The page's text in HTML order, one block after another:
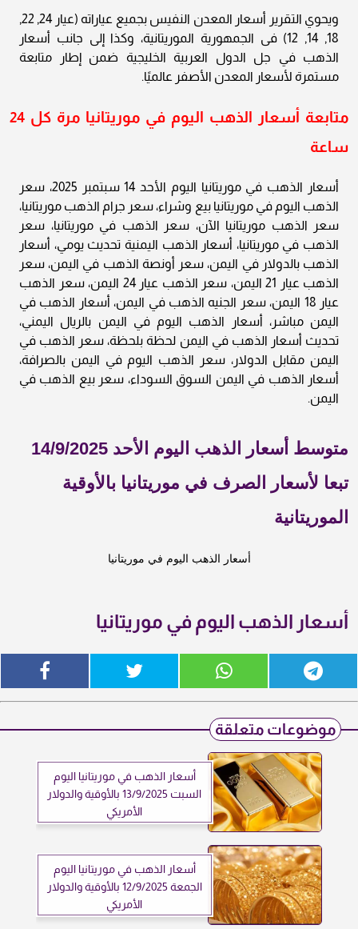
ويحوي التقرير أسعار المعدن النفيس بجميع عياراته (عيار 24, 22,
18, 14, 12) فى الجمهورية الموريتانية، وكذا إلى جانب أسعار
الذهب في جل الدول العربية الخليجية ضمن إطار متابعة
مستمرة لأسعار المعدن الأصفر عالميًا.
متابعة أسعار الذهب اليوم في موريتانيا مرة كل 24
ساعة
أسعار الذهب في موريتانيا اليوم الأحد 14 سبتمبر 2025، سعر
الذهب اليوم في موريتانيا بيع وشراء، سعر جرام الذهب موريتانيا،
سعر الذهب موريتانيا الآن، سعر الذهب في موريتانيا، سعر
الذهب في موريتانيا، أسعار الذهب اليمنية تحديث يومي، أسعار
الذهب بالدولار في اليمن، سعر أونصة الذهب في اليمن، سعر
الذهب عيار 21 اليمن، سعر الذهب عيار 24 اليمن، سعر الذهب
عيار 18 اليمن، سعر الجنيه الذهب في اليمن، أسعار الذهب في
اليمن مباشر، أسعار الذهب اليوم في اليمن بالريال اليمني،
تحديث أسعار الذهب في اليمن لحظة بلحظة، سعر الذهب في
اليمن مقابل الدولار، سعر الذهب اليوم في اليمن بالصرافة،
أسعار الذهب في اليمن السوق السوداء، سعر بيع الذهب في
اليمن.
متوسط أسعار الذهب اليوم الأحد 14/9/2025
تبعا لأسعار الصرف في موريتانيا بالأوقية
الموريتانية
أسعار الذهب اليوم في موريتانيا
أسعار الذهب اليوم في موريتانيا
موضوعات متعلقة
أسعار الذهب في موريتانيا اليوم
السبت 13/9/2025 بالأوقية والدولار
الأمريكي
أسعار الذهب في موريتانيا اليوم
الجمعة 12/9/2025 بالأوقية والدولار
الأمريكي